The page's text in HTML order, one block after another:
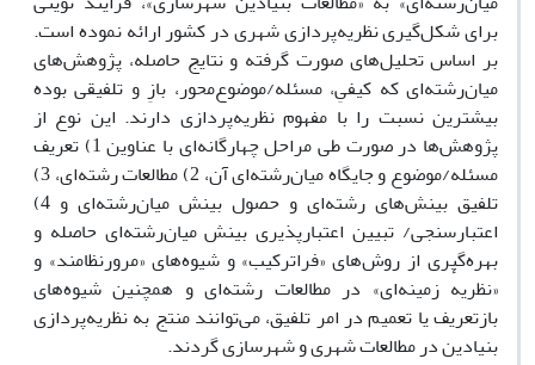
برای شکل‌گیری نظریه‌پردازی شهری در کشور ارائه نموده است.
بر اساس تحلیل‌های صورت گرفته و نتایج حاصله، پژوهش‌های
میان‌رشته‌ای که کیفیِ، مسئله/موضوع‌محور، بازِ و تلفیقی بوده
بیشترین نسبت را با مفهوم نظریه‌پردازی دارند. این نوع از
پژوهش‌ها در صورت طی مراحل چهارگانه‌ای با عناوین 1) تعریف
مسئله/موضوع و جایگاه میان‌رشته‌ای آن، 2) مطالعات رشته‌ای، 3)
تلفیق بینش‌های رشته‌ای و حصول بینش میان‌رشته‌ای و 4)
اعتبارسنجی/ تبیین اعتبارپذیری بینش میان‌رشته‌ای حاصله و
بهره‌گیری از روش‌های «فراترکیب» و شیوه‌های «مرورنظامند» و
«نظریهٔ زمینه‌ای» در مطالعات رشته‌ای و همچنین شیوه‌های
بازتعریف یا تعمیم در امر تلفیق، می‌توانند منتج به نظریه‌پردازی
بنیادین در مطالعات شهری و شهرسازی گردند.